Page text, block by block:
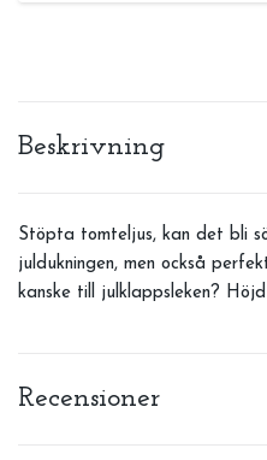
Beskrivning
Stöpta tomteljus, kan det bli
juldukningen, men också
kanske till julklappsleken?
Recensioner